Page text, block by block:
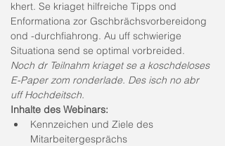
khert. Se kriaget hilfreiche Tipps ond
Enformationa zor Gschbrächsvorbereidong
ond -durchfiahrong. Au uff schwierige
Situationa send se optimal vorbreided.
Noch dr Teilnahm kriaget se a koschdeloses
E-Paper zom ronderlade. Des isch no abr
uff Hochdeitsch.
Inhalte des Webinars:
Kennzeichen und Ziele des
Mitarbeitergesprächs